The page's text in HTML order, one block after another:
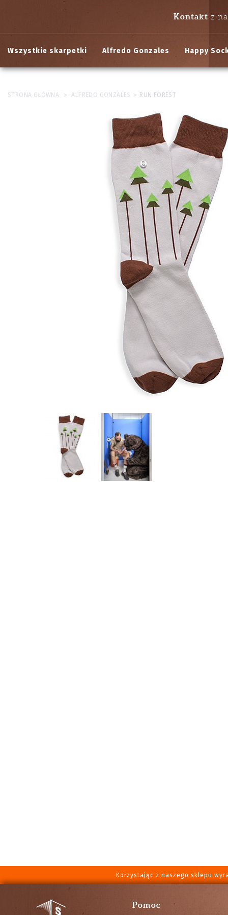
Kontakt z
Wszystkie skarpetki Alfredo Gonzales Happy
STRONA GŁÓWNA > ALFREDO GONZALES > RUN FOREST
Korzystając z naszego sklepu
Pomoc